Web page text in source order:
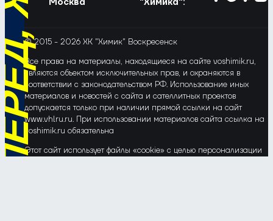
© 2015 - 2026 ХК "Химик" Воскресенск
Все права на материалы, находящиеся на сайте voshimik.ru,
являются объектом исключительных прав, и охраняются в
соответствии с законодательством РФ. Использование иных
материалов и новостей с сайта и сателлитных проектов
допускается только при наличии прямой ссылки на сайт
www.vhlru.ru. При использовании материалов сайта ссылка на
voshimik.ru обязательна
Этот сайт использует файлы «cookie» с целью персонализации